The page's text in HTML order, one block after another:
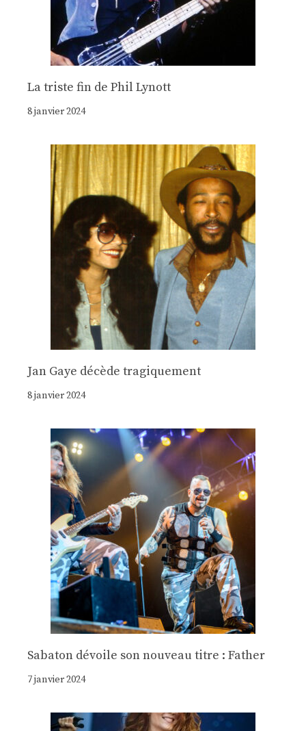
La triste fin de Phil Lynott
8 janvier 2024
Jan Gaye décède tragiquement
8 janvier 2024
Sabaton dévoile son nouveau titre : Father
7 janvier 2024